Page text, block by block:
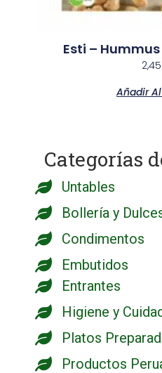
Esti –
2,45
Añadir
Categorías
Untables
Bollería y
Condimentos
Embutidos
Entrantes
Higiene y
Platos
Productos